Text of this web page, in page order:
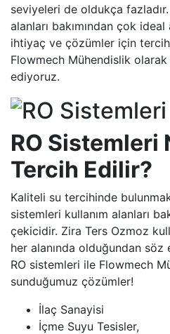
seviyeleri de oldukça
alanları bakımından çok
ihtiyaç ve çözümler için
Flowmech Mühendislik olarak
ediyoruz.
RO Sistemleri
Tercih Edilir?
Kaliteli su tercihinde
sistemleri kullanım alanları
çekicidir. Zira Ters Ozmoz
her alanında olduğundan
RO sistemleri ile Flowmech
sunduğumuz çözümler!
İlaç Sanayisi
İçme Suyu Tesisler,